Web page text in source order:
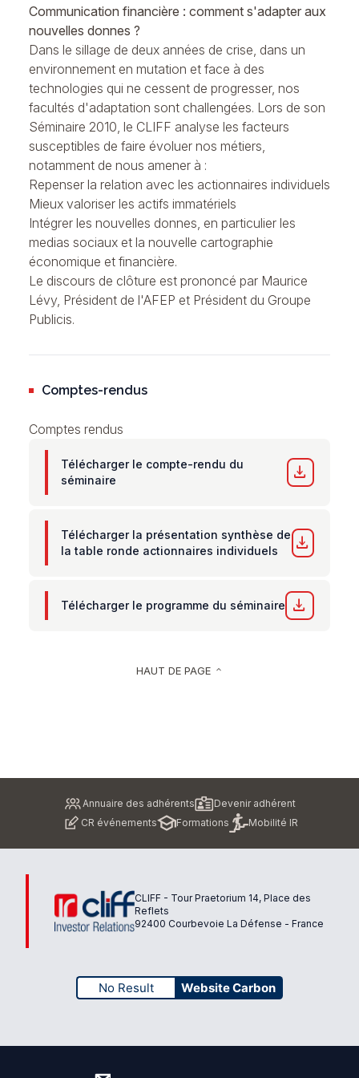
Communication financière : comment s'adapter aux
nouvelles donnes ?
Dans le sillage de deux années de crise, dans un
environnement en mutation et face à des
technologies qui ne cessent de progresser, nos
facultés d'adaptation sont challengées. Lors de son
Séminaire 2010, le CLIFF analyse les facteurs
susceptibles de faire évoluer nos métiers,
notamment de nous amener à :
Repenser la relation avec les actionnaires individuels
Mieux valoriser les actifs immatériels
Intégrer les nouvelles donnes, en particulier les
medias sociaux et la nouvelle cartographie
économique et financière.
Le discours de clôture est prononcé par Maurice
Lévy, Président de l'AFEP et Président du Groupe
Publicis.
Comptes-rendus
Comptes rendus
Télécharger le compte-rendu du
séminaire
download
Télécharger la présentation synthèse de
la table ronde actionnaires individuels
download
Télécharger le programme du séminaire download
HAUT DE PAGE keyboard_arrow_up
Annuaire des adhérents
Devenir adhérent
CR événements
Formations Mobilité IR
CLIFF - Tour Praetorium 14, Place des
Reflets
92400 Courbevoie La Défense - France
No Result Website Carbon